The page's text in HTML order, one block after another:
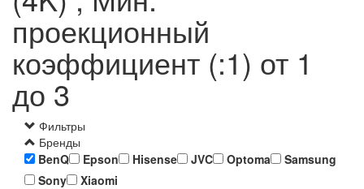
проекционный
коэффициент (:1) от 1
до 3
Фильтры
Бренды
BenQ
Epson Hisense JVC Optoma
Samsung
Sony
Xiaomi